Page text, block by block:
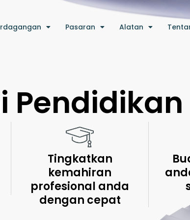
Pasaran Alatan
Pendidikan
Tingkatkan
kemahiran
profesional anda
dengan cepat